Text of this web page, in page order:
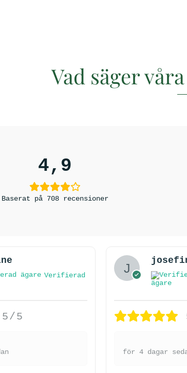
Vad säger
4,9
Baserat på 708 recensioner
Verifierad
5/5
ägare
för 4 dagar